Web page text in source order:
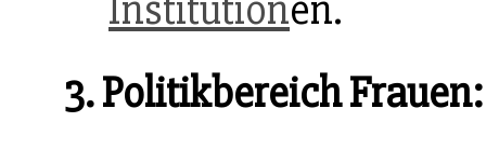
Institutionen.
3. Politikbereich Frauen: